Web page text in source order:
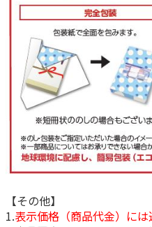
【その他】
1.表示価格（商品代金）には